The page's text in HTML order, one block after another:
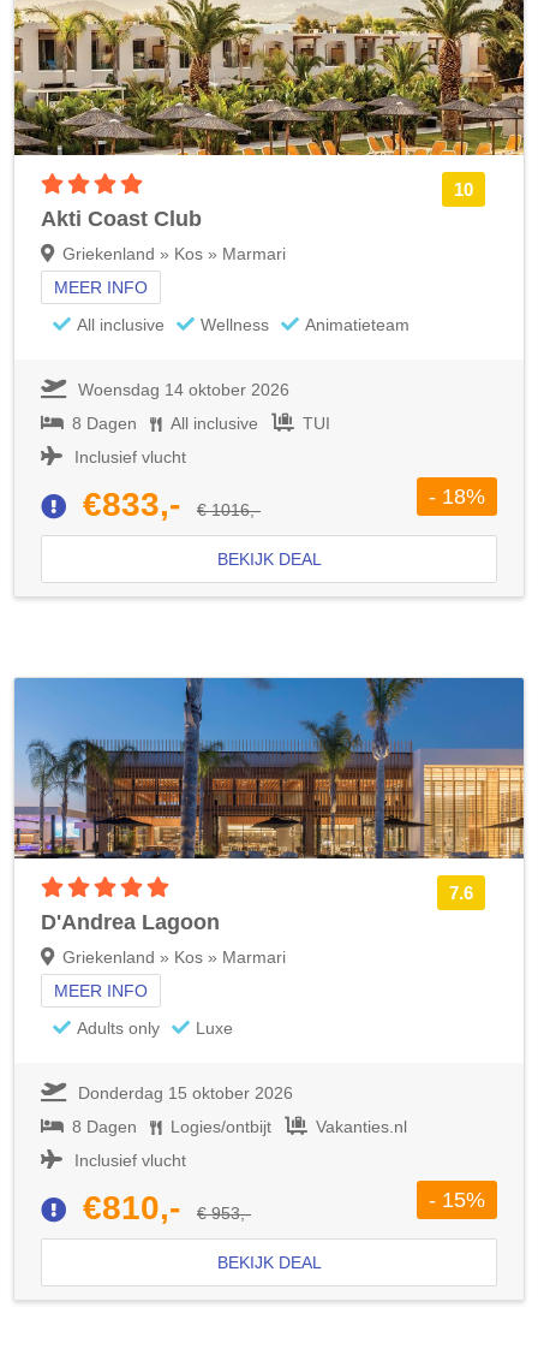
10
Akti Coast Club
Griekenland » Kos » Marmari
MEER INFO
All inclusive
Wellness Animatieteam
Woensdag 14 oktober 2026
8 Dagen
All inclusive
TUI
Inclusief vlucht
€833,- € 1016,-
- 18%
BEKIJK DEAL
7.6
D'Andrea Lagoon
Griekenland » Kos » Marmari
MEER INFO
Adults only
Luxe
Donderdag 15 oktober 2026
8 Dagen
Logies/ontbijt
Vakanties.nl
Inclusief vlucht
€810,- € 953,-
- 15%
BEKIJK DEAL